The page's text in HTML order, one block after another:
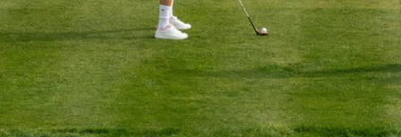
Sport
Genießen Sie das Golfspiel in einem unserer
Barrière Golfclubs in Deauville oder Saint-Julien.